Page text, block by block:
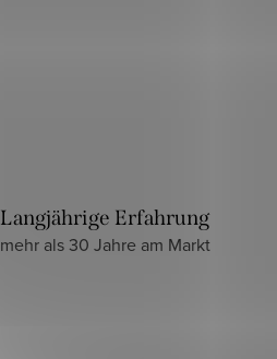
Langjährige Erfahrung
mehr als 30 Jahre am Markt